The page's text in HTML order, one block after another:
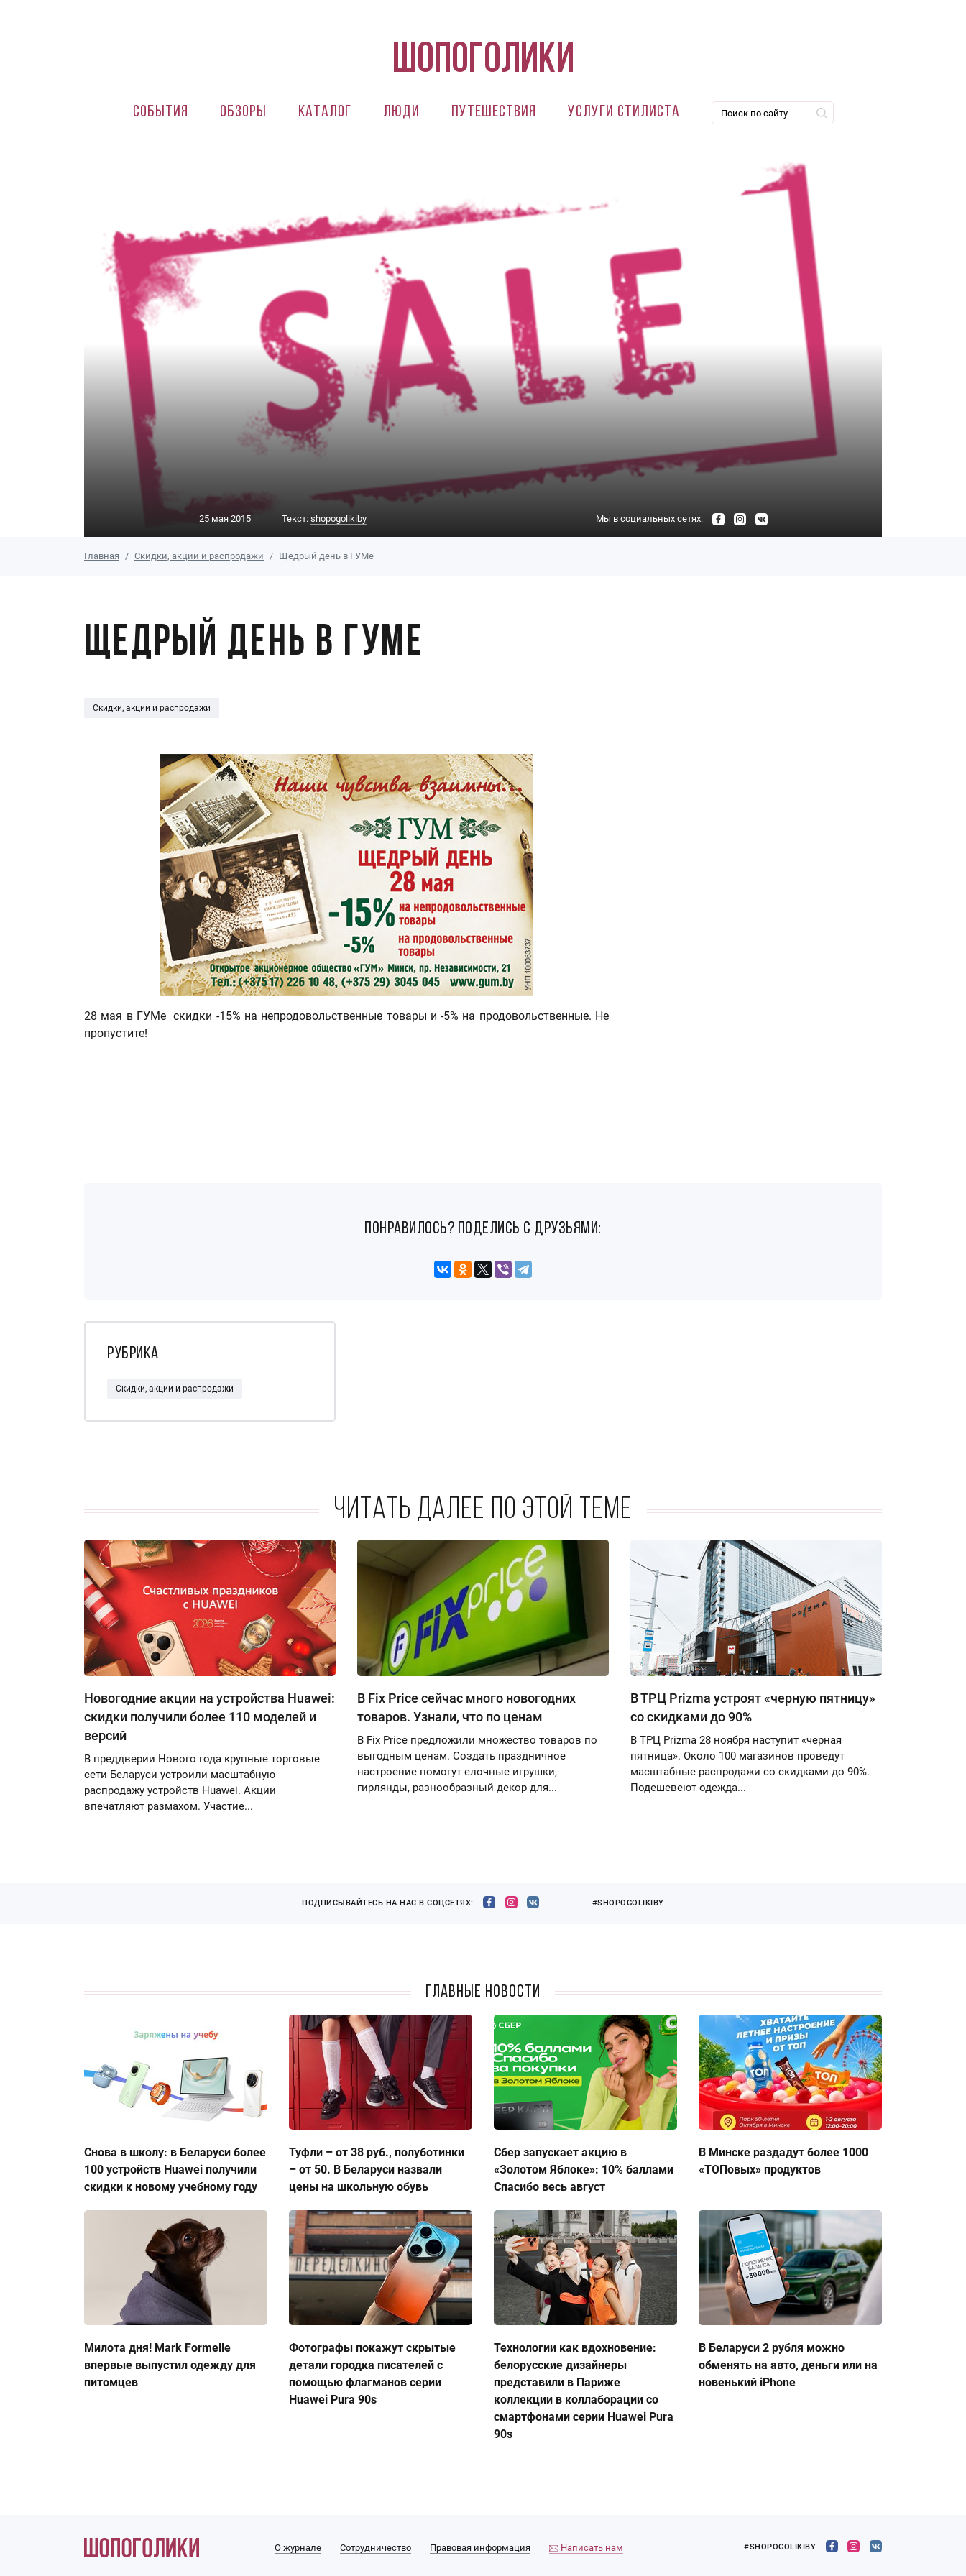
События Обзоры Каталог Люди Путешествия Услуги стилиста
25 мая 2015 Текст: shopogolikiby Мы в социальных сетях:
Главная Скидки, акции и распродажи Щедрый день в ГУМе
Щедрый день в ГУМе
Скидки, акции и распродажи
28 мая в ГУМе скидки -15% на непродовольственные товары и -5% на продовольственные. Не
пропустите!
понравилось? поделись с друзьями:
Рубрика
Скидки, акции и распродажи
Читать далее по этой теме
Новогодние акции на устройства Huawei:
скидки получили более 110 моделей и
версий
В преддверии Нового года крупные торговые
сети Беларуси устроили масштабную
распродажу устройств Huawei. Акции
впечатляют размахом. Участие...
В Fix Price сейчас много новогодних
товаров. Узнали, что по ценам
В Fix Price предложили множество товаров по
выгодным ценам. Создать праздничное
настроение помогут елочные игрушки,
гирлянды, разнообразный декор для...
В ТРЦ Prizma устроят «черную пятницу»
со скидками до 90%
В ТРЦ Prizma 28 ноября наступит «черная
пятница». Около 100 магазинов проведут
масштабные распродажи со скидками до 90%.
Подешевеют одежда...
ПОДПИСЫВАЙТЕСЬ НА НАС В СОЦСЕТЯХ: #SHOPOGOLIKIBY
Главные новости
Снова в школу: в Беларуси более
100 устройств Huawei получили
скидки к новому учебному году
Туфли – от 38 руб., полуботинки
– от 50. В Беларуси назвали
цены на школьную обувь
Сбер запускает акцию в
«Золотом Яблоке»: 10% баллами
Спасибо весь август
В Минске раздадут более 1000
«ТОПовых» продуктов
Милота дня! Mark Formelle
впервые выпустил одежду для
питомцев
Фотографы покажут скрытые
детали городка писателей с
помощью флагманов серии
Huawei Pura 90s
Технологии как вдохновение:
белорусские дизайнеры
представили в Париже
коллекции в коллаборации со
смартфонами серии Huawei Pura
90s
В Беларуси 2 рубля можно
обменять на авто, деньги или на
новенький iPhone
О журнале Сотрудничество Правовая информация Написать нам #SHOPOGOLIKIBY